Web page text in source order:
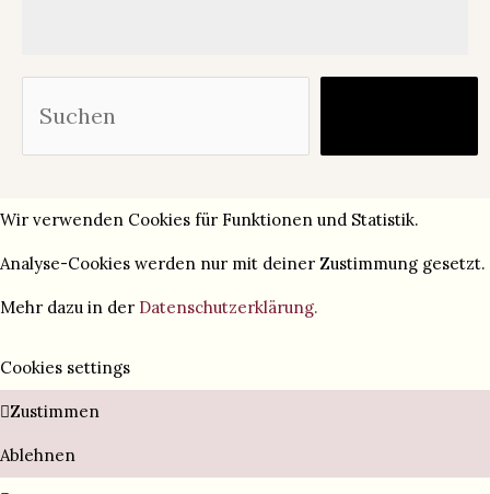
Wir verwenden Cookies für Funktionen und Statistik.
Analyse-Cookies werden nur mit deiner Zustimmung gesetzt.
Mehr dazu in der Datenschutzerklärung.
Cookies settings
Zustimmen
Ablehnen